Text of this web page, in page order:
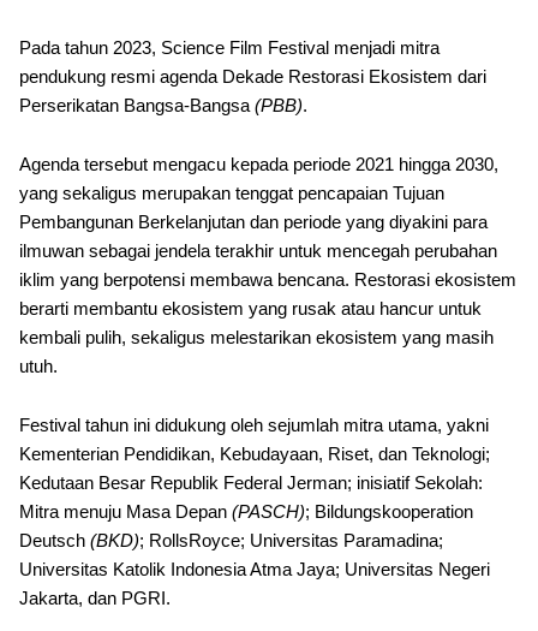
Pada tahun 2023, Science Film Festival menjadi mitra
pendukung resmi agenda Dekade Restorasi Ekosistem dari
Perserikatan Bangsa-Bangsa (PBB).
Agenda tersebut mengacu kepada periode 2021 hingga 2030,
yang sekaligus merupakan tenggat pencapaian Tujuan
Pembangunan Berkelanjutan dan periode yang diyakini para
ilmuwan sebagai jendela terakhir untuk mencegah perubahan
iklim yang berpotensi membawa bencana. Restorasi ekosistem
berarti membantu ekosistem yang rusak atau hancur untuk
kembali pulih, sekaligus melestarikan ekosistem yang masih
utuh.
Festival tahun ini didukung oleh sejumlah mitra utama, yakni
Kementerian Pendidikan, Kebudayaan, Riset, dan Teknologi;
Kedutaan Besar Republik Federal Jerman; inisiatif Sekolah:
Mitra menuju Masa Depan (PASCH); Bildungskooperation
Deutsch (BKD); RollsRoyce; Universitas Paramadina;
Universitas Katolik Indonesia Atma Jaya; Universitas Negeri
Jakarta, dan PGRI.